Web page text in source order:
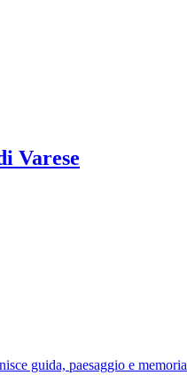
Varese
guida, paesaggio e memoria